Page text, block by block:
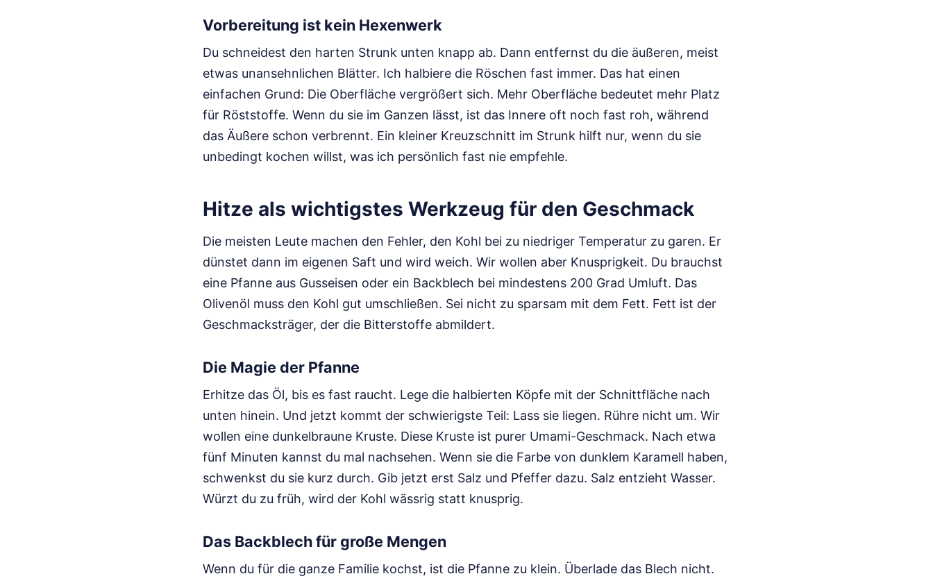
Vorbereitung ist kein Hexenwerk
Du schneidest den harten Strunk unten knapp ab. Dann entfernst du die äußeren, meist
etwas unansehnlichen Blätter. Ich halbiere die Röschen fast immer. Das hat einen
einfachen Grund: Die Oberfläche vergrößert sich. Mehr Oberfläche bedeutet mehr Platz
für Röststoffe. Wenn du sie im Ganzen lässt, ist das Innere oft noch fast roh, während
das Äußere schon verbrennt. Ein kleiner Kreuzschnitt im Strunk hilft nur, wenn du sie
unbedingt kochen willst, was ich persönlich fast nie empfehle.
Hitze als wichtigstes Werkzeug für den Geschmack
Die meisten Leute machen den Fehler, den Kohl bei zu niedriger Temperatur zu garen. Er
dünstet dann im eigenen Saft und wird weich. Wir wollen aber Knusprigkeit. Du brauchst
eine Pfanne aus Gusseisen oder ein Backblech bei mindestens 200 Grad Umluft. Das
Olivenöl muss den Kohl gut umschließen. Sei nicht zu sparsam mit dem Fett. Fett ist der
Geschmacksträger, der die Bitterstoffe abmildert.
Die Magie der Pfanne
Erhitze das Öl, bis es fast raucht. Lege die halbierten Köpfe mit der Schnittfläche nach
unten hinein. Und jetzt kommt der schwierigste Teil: Lass sie liegen. Rühre nicht um. Wir
wollen eine dunkelbraune Kruste. Diese Kruste ist purer Umami-Geschmack. Nach etwa
fünf Minuten kannst du mal nachsehen. Wenn sie die Farbe von dunklem Karamell haben,
schwenkst du sie kurz durch. Gib jetzt erst Salz und Pfeffer dazu. Salz entzieht Wasser.
Würzt du zu früh, wird der Kohl wässrig statt knusprig.
Das Backblech für große Mengen
Wenn du für die ganze Familie kochst, ist die Pfanne zu klein. Überlade das Blech nicht.